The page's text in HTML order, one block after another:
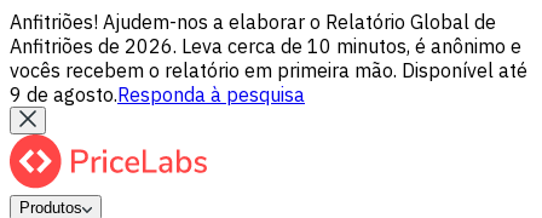
Anfitriões! Ajudem-nos a elaborar o Relatório Global de
Anfitriões de 2026. Leva cerca de 10 minutos, é anônimo e
vocês recebem o relatório em primeira mão. Disponível até
9 de agosto.Responda à pesquisa
Produtos